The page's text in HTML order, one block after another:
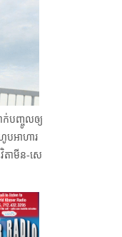
ក់បញ្ចូលឲ្យ
បអាហារ
តាមីន-សេ